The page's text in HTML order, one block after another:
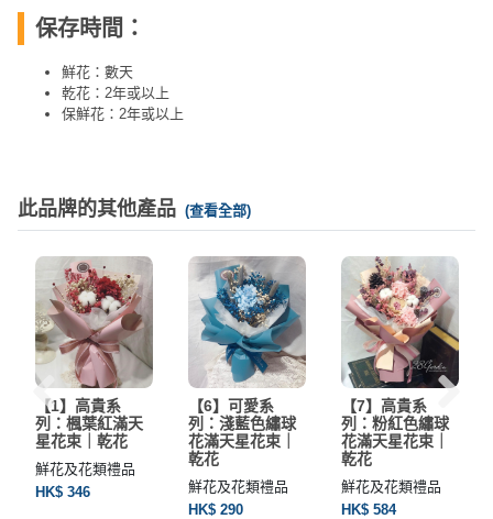
保存時間：
鮮花：數天
乾花：2年或以上
保鮮花：2年或以上
此品牌的其他產品 (查看全部)
【1】高貴系
列：楓葉紅滿天
星花束｜乾花
鮮花及花類禮品
HK$ 346
【6】可愛系
列：淺藍色繡球
花滿天星花束｜
乾花
鮮花及花類禮品
HK$ 290
【7】高貴系
列：粉紅色繡球
花滿天星花束｜
乾花
鮮花及花類禮品
HK$ 584